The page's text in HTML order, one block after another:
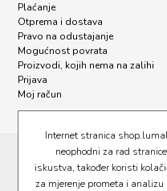
Plaćanje
Otprema i dostava
Pravo na odustajanje
Mogućnost povrata
Proizvodi, kojih nema na zalihi
Prijava
Moj račun
Internet stranica
neophodni za rad
iskustva, također koristi
za mjerenje prometa i